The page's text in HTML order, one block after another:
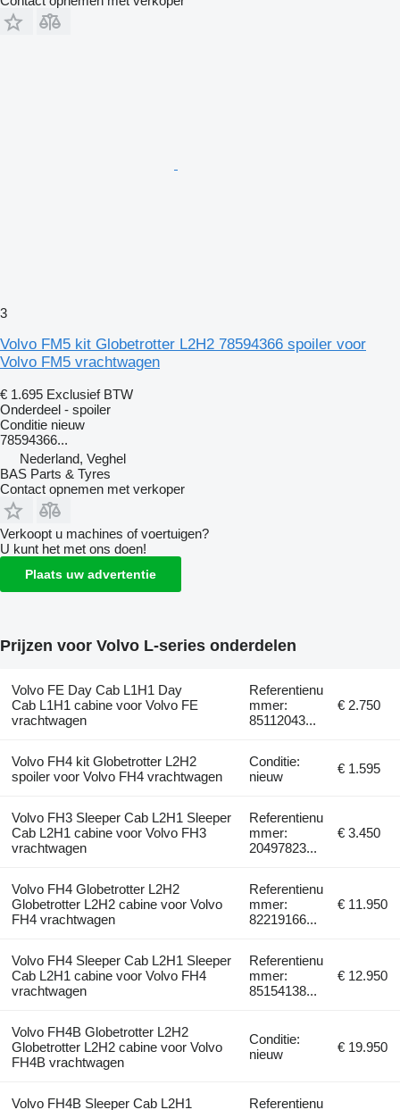
3
Volvo FM5 kit Globetrotter L2H2 78594366 spoiler voor
Volvo FM5 vrachtwagen
€ 1.695 Exclusief BTW
Onderdeel - spoiler
Conditie nieuw
78594366...
Nederland, Veghel
BAS Parts & Tyres
Contact opnemen met verkoper
Verkoopt u machines of voertuigen?
U kunt het met ons doen!
Plaats uw advertentie
Prijzen voor Volvo L-series onderdelen
Volvo FE Day Cab L1H1 Day
Cab L1H1 cabine voor Volvo FE
vrachtwagen
Referentienu
mmer:
85112043...
€ 2.750
Volvo FH4 kit Globetrotter L2H2
spoiler voor Volvo FH4 vrachtwagen
Conditie:
nieuw
€ 1.595
Volvo FH3 Sleeper Cab L2H1 Sleeper
Cab L2H1 cabine voor Volvo FH3
vrachtwagen
Referentienu
mmer:
20497823...
€ 3.450
Volvo FH4 Globetrotter L2H2
Globetrotter L2H2 cabine voor Volvo
FH4 vrachtwagen
Referentienu
mmer:
82219166...
€ 11.950
Volvo FH4 Sleeper Cab L2H1 Sleeper
Cab L2H1 cabine voor Volvo FH4
vrachtwagen
Referentienu
mmer:
85154138...
€ 12.950
Volvo FH4B Globetrotter L2H2
Globetrotter L2H2 cabine voor Volvo
FH4B vrachtwagen
Conditie:
nieuw
€ 19.950
Volvo FH4B Sleeper Cab L2H1 Referentienu